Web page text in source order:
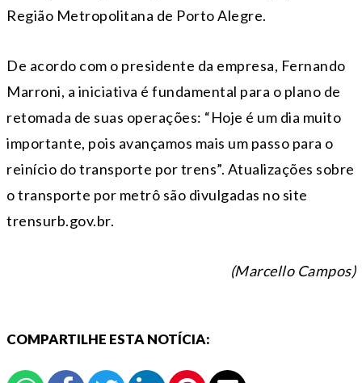
Região Metropolitana de Porto Alegre.
De acordo com o presidente da empresa, Fernando
Marroni, a iniciativa é fundamental para o plano de
retomada de suas operações: “Hoje é um dia muito
importante, pois avançamos mais um passo para o
reinício do transporte por trens”. Atualizações sobre
o transporte por metrô são divulgadas no site
trensurb.gov.br.
(Marcello Campos)
COMPARTILHE ESTA NOTÍCIA: